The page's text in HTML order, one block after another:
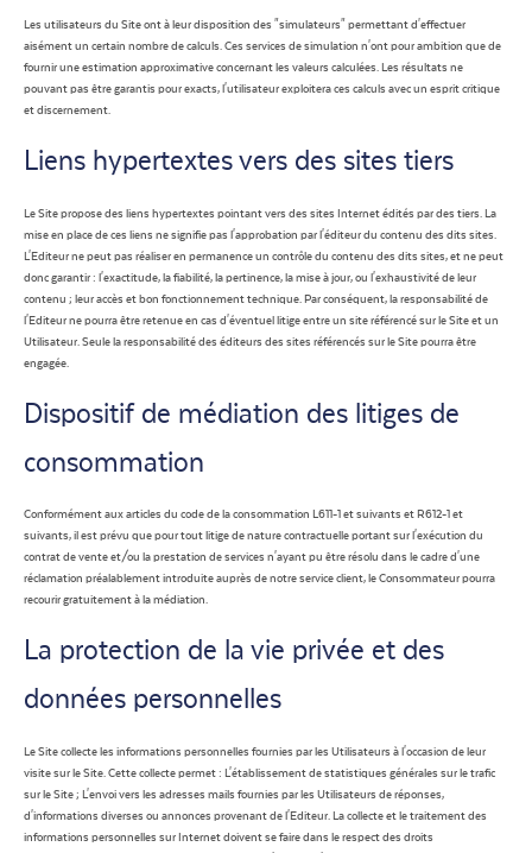
Les utilisateurs du Site ont à leur disposition des "simulateurs" permettant d'effectuer
aisément un certain nombre de calculs. Ces services de simulation n'ont pour ambition que de
fournir une estimation approximative concernant les valeurs calculées. Les résultats ne
pouvant pas être garantis pour exacts, l'utilisateur exploitera ces calculs avec un esprit critique
et discernement.
Liens hypertextes vers des sites tiers
Le Site propose des liens hypertextes pointant vers des sites Internet édités par des tiers. La
mise en place de ces liens ne signifie pas l'approbation par l'éditeur du contenu des dits sites.
L'Editeur ne peut pas réaliser en permanence un contrôle du contenu des dits sites, et ne peut
donc garantir : l'exactitude, la fiabilité, la pertinence, la mise à jour, ou l'exhaustivité de leur
contenu ; leur accès et bon fonctionnement technique. Par conséquent, la responsabilité de
l'Editeur ne pourra être retenue en cas d'éventuel litige entre un site référencé sur le Site et un
Utilisateur. Seule la responsabilité des éditeurs des sites référencés sur le Site pourra être
engagée.
Dispositif de médiation des litiges de
consommation
Conformément aux articles du code de la consommation L611-1 et suivants et R612-1 et
suivants, il est prévu que pour tout litige de nature contractuelle portant sur l'exécution du
contrat de vente et/ou la prestation de services n'ayant pu être résolu dans le cadre d'une
réclamation préalablement introduite auprès de notre service client, le Consommateur pourra
recourir gratuitement à la médiation.
La protection de la vie privée et des
données personnelles
Le Site collecte les informations personnelles fournies par les Utilisateurs à l'occasion de leur
visite sur le Site. Cette collecte permet : L'établissement de statistiques générales sur le trafic
sur le Site ; L'envoi vers les adresses mails fournies par les Utilisateurs de réponses,
d'informations diverses ou annonces provenant de l'Editeur. La collecte et le traitement des
informations personnelles sur Internet doivent se faire dans le respect des droits